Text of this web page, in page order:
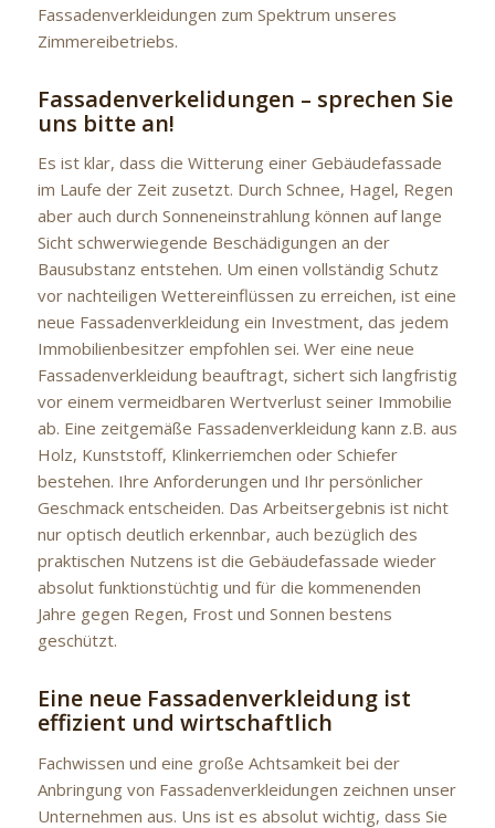
Fassadenverkleidungen zum Spektrum unseres
Zimmereibetriebs.
Fassadenverkelidungen – sprechen Sie
uns bitte an!
Es ist klar, dass die Witterung einer Gebäudefassade
im Laufe der Zeit zusetzt. Durch Schnee, Hagel, Regen
aber auch durch Sonneneinstrahlung können auf lange
Sicht schwerwiegende Beschädigungen an der
Bausubstanz entstehen. Um einen vollständig Schutz
vor nachteiligen Wettereinflüssen zu erreichen, ist eine
neue Fassadenverkleidung ein Investment, das jedem
Immobilienbesitzer empfohlen sei. Wer eine neue
Fassadenverkleidung beauftragt, sichert sich langfristig
vor einem vermeidbaren Wertverlust seiner Immobilie
ab. Eine zeitgemäße Fassadenverkleidung kann z.B. aus
Holz, Kunststoff, Klinkerriemchen oder Schiefer
bestehen. Ihre Anforderungen und Ihr persönlicher
Geschmack entscheiden. Das Arbeitsergebnis ist nicht
nur optisch deutlich erkennbar, auch bezüglich des
praktischen Nutzens ist die Gebäudefassade wieder
absolut funktionstüchtig und für die kommenenden
Jahre gegen Regen, Frost und Sonnen bestens
geschützt.
Eine neue Fassadenverkleidung ist
effizient und wirtschaftlich
Fachwissen und eine große Achtsamkeit bei der
Anbringung von Fassadenverkleidungen zeichnen unser
Unternehmen aus. Uns ist es absolut wichtig, dass Sie